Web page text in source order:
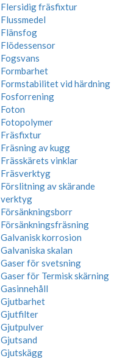
Flersidig fräsfixtur
Flussmedel
Flänsfog
Flödessensor
Fogsvans
Formbarhet
Formstabilitet vid härdning
Fosforrening
Foton
Fotopolymer
Fräsfixtur
Fräsning av kugg
Frässkärets vinklar
Fräsverktyg
Förslitning av skärande
verktyg
Försänkningsborr
Försänkningsfräsning
Galvanisk korrosion
Galvaniska skalan
Gaser för svetsning
Gaser för Termisk skärning
Gasinnehåll
Gjutbarhet
Gjutfilter
Gjutpulver
Gjutsand
Gjutskägg